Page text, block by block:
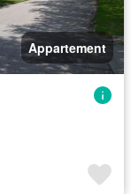
Appartement